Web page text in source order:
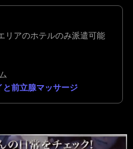
リアのホテルのみ派遣可能
と前立腺マッサージ